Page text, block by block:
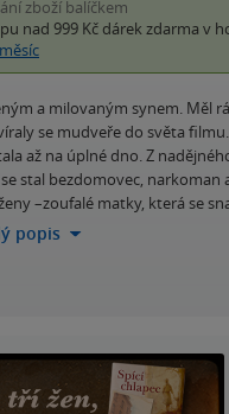
zboží balíčkem
nad 999 Kč dárek zdarma v
a milovaným synem. Měl
se mudveře do světa
až na úplné dno. Z
stal bezdomovec, narkoman
–zoufalé matky, která se
popis